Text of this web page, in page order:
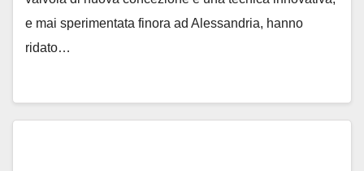
e mai sperimentata finora ad Alessandria, hanno
ridato…